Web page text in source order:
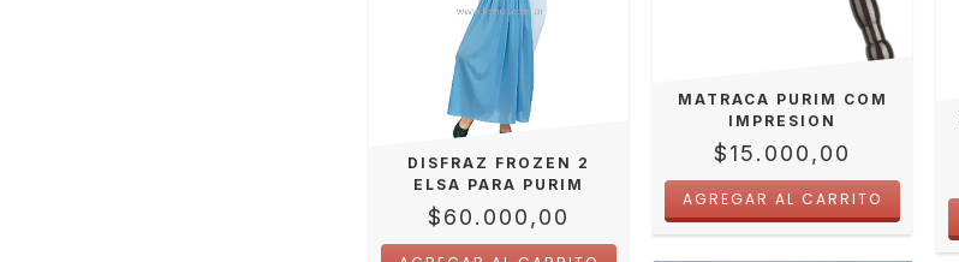
DISFRAZ FROZEN 2
ELSA PARA PURIM
$60.000,00
MATRACA PURIM COM
IMPRESION
$15.000,00